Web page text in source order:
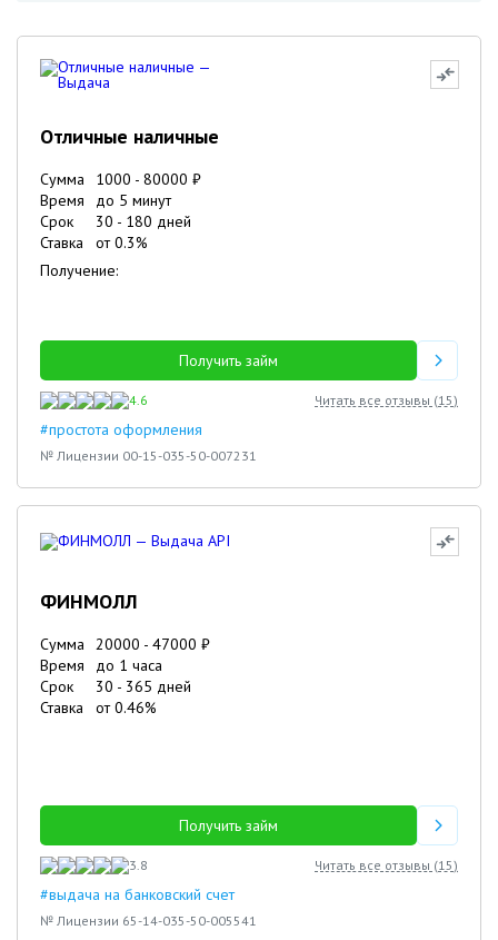
Отличные наличные
Сумма 1000 - 80000 ₽
Время
до 5 минут
Срок
30 - 180 дней
Ставка
от0.3%
Получение:
Получить займ
4.6 Читать все отзывы (15)
#простота оформления
№ Лицензии 00-15-035-50-007231
ФИНМОЛЛ
Сумма 20000 - 47000 ₽
Время
до 1 часа
Срок
30 - 365 дней
Ставка
от0.46%
Получить займ
3.8 Читать все отзывы (15)
#выдача на банковский счет
№ Лицензии 65-14-035-50-005541